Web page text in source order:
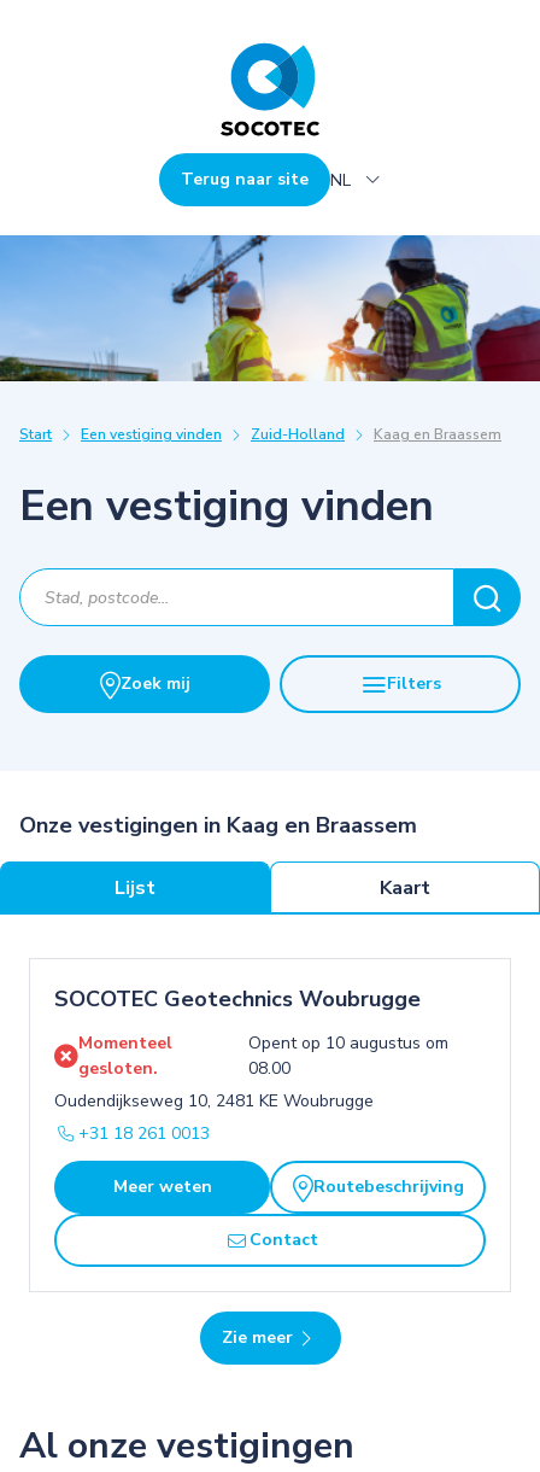
Terug naar site NL
Start Een vestiging vinden Zuid-Holland Kaag en Braassem
Een vestiging vinden
Zoek mij Filters
Onze vestigingen in Kaag en Braassem
Lijst Kaart
SOCOTEC Geotechnics Woubrugge
Momenteel
gesloten.
Opent op 10 augustus om
08.00
Oudendijkseweg 10, 2481 KE Woubrugge
+31 18 261 0013
Meer weten Routebeschrijving
Contact
Zie meer
Al onze vestigingen